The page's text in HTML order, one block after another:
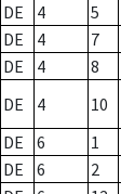
DE
4 5
DE
4 7
DE
4 8
DE
4 10
DE
6 1
DE
6 2